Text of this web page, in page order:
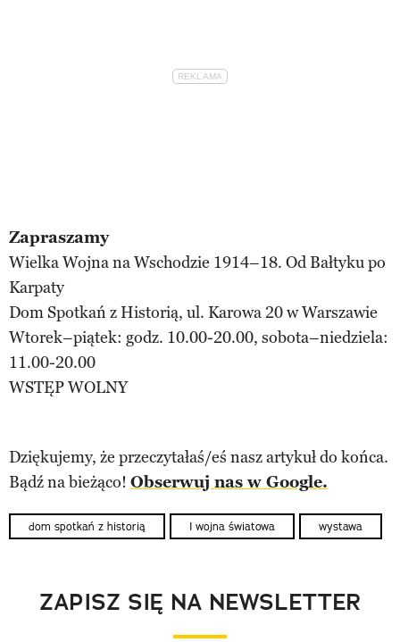
Zapraszamy
Wielka Wojna na Wschodzie 1914–18. Od Bałtyku po
Karpaty
Dom Spotkań z Historią, ul. Karowa 20 w Warszawie
Wtorek–piątek: godz. 10.00-20.00, sobota–niedziela:
11.00-20.00
WSTĘP WOLNY
Dziękujemy, że przeczytałaś/eś nasz artykuł do końca.
Bądź na bieżąco! Obserwuj nas w Google.
dom spotkań z historią I wojna światowa wystawa
ZAPISZ SIĘ NA NEWSLETTER